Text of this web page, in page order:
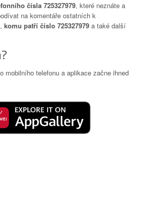
čísla 725327979, které neznáte a
na komentáře ostatních k
komu patří číslo 725327979 a také další
mobilního telefonu a aplikace začne ihned